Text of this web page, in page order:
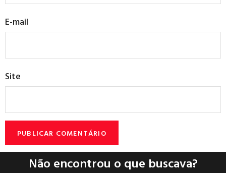
E-mail
Site
Não encontrou o que buscava?